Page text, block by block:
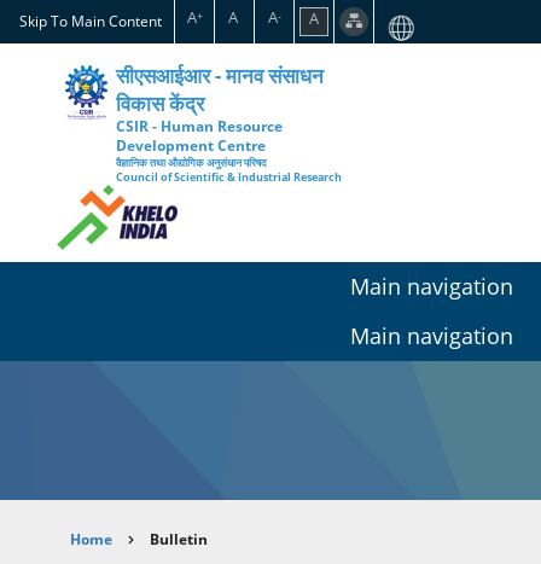
Skip
to
content
Skip To Main Content A+ A A- A
सीएसआईआर - मानव संसाधन
विकास केंद्र
CSIR - Human Resource
Development Centre
वैज्ञानिक तथा औद्योगिक अनुसंधान परिषद
Council of Scientific & Industrial Research
Main navigation
Main navigation
Breadcrumb
Home Bulletin